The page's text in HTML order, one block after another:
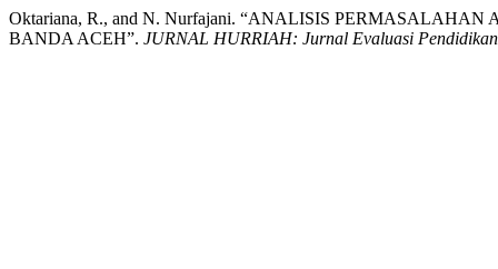
Oktariana, R., and N. Nurfajani. “ANALISIS
BANDA ACEH”. JURNAL HURRIAH: Jurnal Evaluasi